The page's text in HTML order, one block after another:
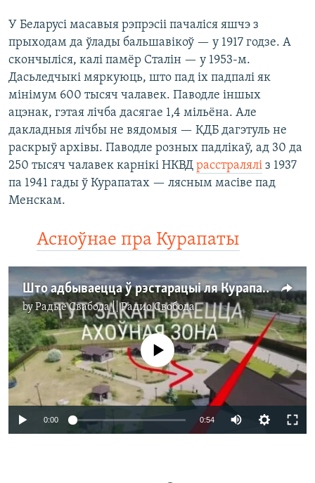
У Беларусі масавыя рэпрэсіі пачаліся яшчэ з
прыходам да ўлады бальшавікоў — у 1917 годзе. А
скончыліся, калі памёр Сталін — у 1953-м.
Дасьледчыкі мяркуюць, што пад іх падпалі як
мінімум 600 тысяч чалавек. Паводле іншых
ацэнак, гэтая лічба дасягае 1,4 мільёна. Але
дакладныя лічбы не вядомыя — КДБ дагэтуль не
раскрыў архівы. Паводле розных падлікаў, ад 30 да
250 тысяч чалавек карнікі НКВД расстралялі з 1937
па 1941 гады ў Курапатах — лясным масіве пад
Менскам.
Асноўнае пра Курапаты
Што адбываецца ў рэстарацыі ля Курапатаў. ВІДЭА З ДРОНУ
byРадыё Свабода || Радио Свобода
No media source currently available
0:00 0:54